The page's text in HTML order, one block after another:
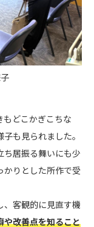
どこかぎこちな
も見られました。
ち居振る舞いにも少
かりとした所作で受
、客観的に見直す機
や改善点を知ること